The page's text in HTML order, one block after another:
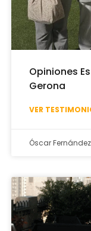
Opiniones
Gerona
VER
Óscar Fernández